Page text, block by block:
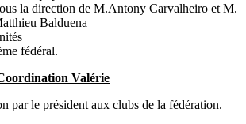
la direction de M.Antony Carvalheiro et M.
Balduena
fédéral.
Valérie
par le président aux clubs de la fédération.